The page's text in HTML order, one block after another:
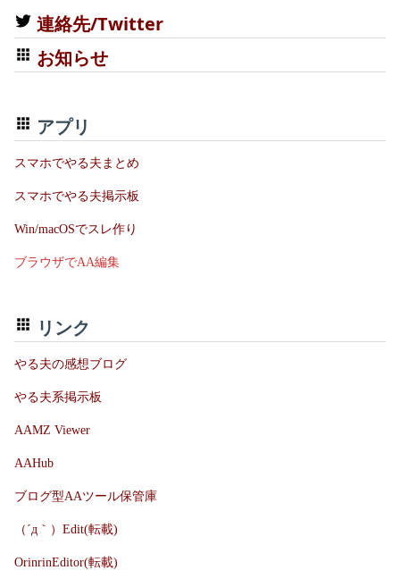
連絡先/Twitter
お知らせ
アプリ
スマホでやる夫まとめ
スマホでやる夫掲示板
Win/macOSでスレ作り
ブラウザでAA編集
リンク
やる夫の感想ブログ
やる夫系掲示板
AAMZ Viewer
AAHub
ブログ型AAツール保管庫
（´д｀）Edit(転載)
OrinrinEditor(転載)